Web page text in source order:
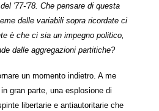
'77-'78. Che pensare di questa
delle variabili sopra ricordate ci
è che ci sia un impegno politico,
dalle aggregazioni partitiche?
un momento indietro. A me
gran parte, una esplosione di
libertarie e antiautoritarie che